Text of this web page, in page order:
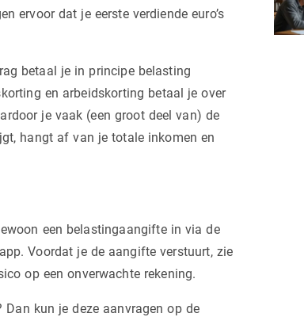
ervoor dat je eerste verdiende euro’s
betaal je in principe belasting
en arbeidskorting betaal je over
je vaak (een groot deel van) de
hangt af van je totale inkomen en
een belastingaangifte in via de
Voordat je de aangifte verstuurt, zie
op een onverwachte rekening.
kun je deze aanvragen op de